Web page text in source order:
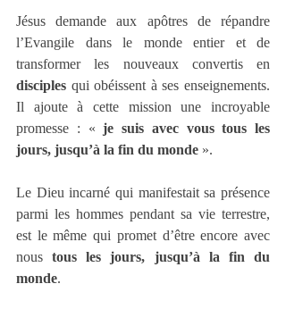
Jésus demande aux apôtres de répandre
l’Evangile dans le monde entier et de
disciples qui obéissent à ses enseignements.
Il ajoute à cette mission une incroyable
promesse : « je suis avec vous tous les
jours, jusqu’à la fin du monde ».
Le Dieu incarné qui manifestait sa présence
parmi les hommes pendant sa vie terrestre,
est le même qui promet d’être encore avec
nous tous les jours, jusqu’à la fin du
monde.